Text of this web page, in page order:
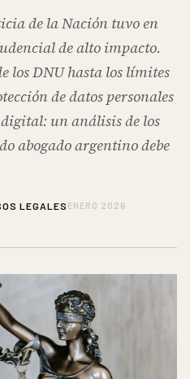
de la Nación tuvo en
de alto impacto.
los DNU hasta los límites
de datos personales
un análisis de los
abogado argentino debe
LEGALES ENERO 2026